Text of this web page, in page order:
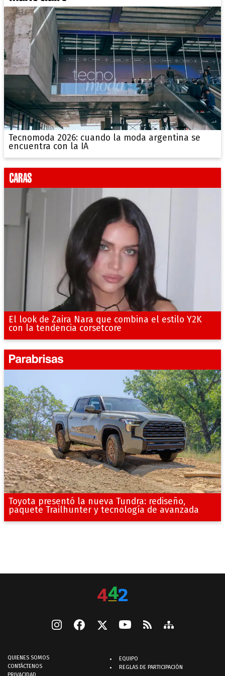
Tecnomoda 2026: cuando la moda argentina se
encuentra con la IA
El look de Zaira Nara que combina el estilo Y2K
con la tendencia corsetcore
Toyota presentó la nueva Tundra: rediseño,
paquete Trailhunter y tecnología de avanzada
QUIENES SOMOS
CONTÁCTENOS
PRIVACIDAD
EQUIPO
REGLAS DE PARTICIPACIÓN